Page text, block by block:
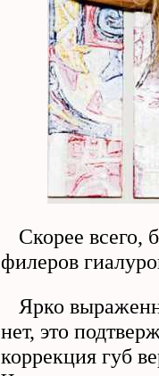
Скорее всего,
филеров
Ярко
нет, это
коррекция губ